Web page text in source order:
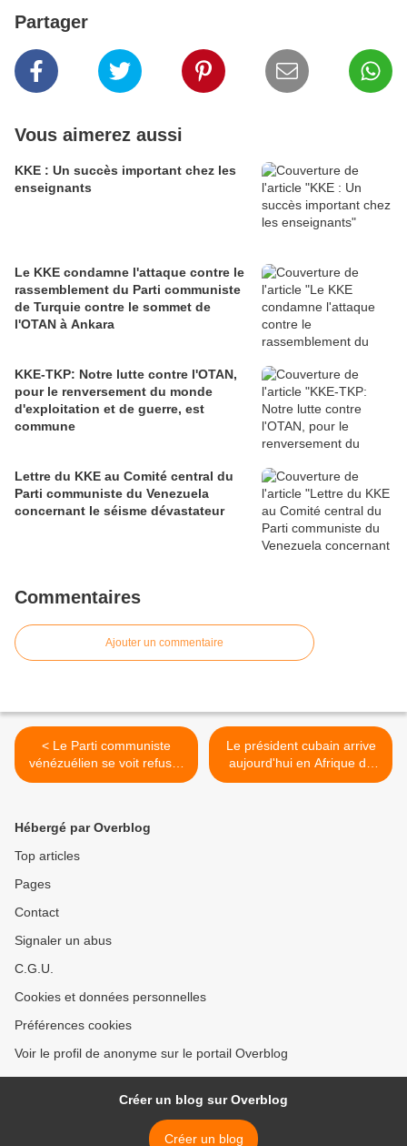
Partager
Vous aimerez aussi
KKE : Un succès important chez les
enseignants
Le KKE condamne l'attaque contre le
rassemblement du Parti communiste
de Turquie contre le sommet de
l'OTAN à Ankara
KKE-TKP: Notre lutte contre l'OTAN,
pour le renversement du monde
d'exploitation et de guerre, est
commune
Lettre du KKE au Comité central du
Parti communiste du Venezuela
concernant le séisme dévastateur
Commentaires
Ajouter un commentaire
< Le Parti communiste
vénézuélien se voit refuser
le droit à la défense par le
Le président cubain arrive
aujourd'hui en Afrique du
Sud >
Hébergé par Overblog
Top articles
Pages
Contact
Signaler un abus
C.G.U.
Cookies et données personnelles
Préférences cookies
Voir le profil de anonyme sur le portail Overblog
Créer un blog sur Overblog
Créer un blog